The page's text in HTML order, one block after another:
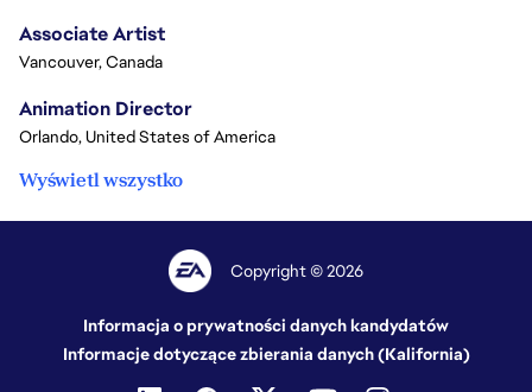
Associate Artist
Vancouver, Canada
Animation Director
Orlando, United States of America
Wyświetl wszystko
Copyright © 2026
Informacja o prywatności danych kandydatów
Informacje dotyczące zbierania danych (Kalifornia)